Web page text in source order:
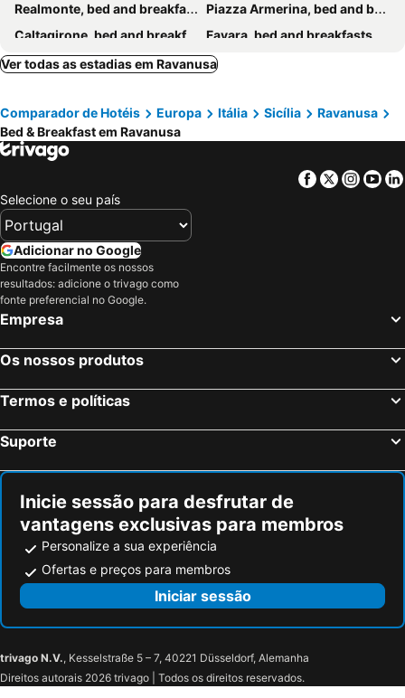
Realmonte, bed and breakfasts
Piazza Armerina, bed and breakfasts
Caltagirone, bed and breakfasts
Favara, bed and breakfasts
Aragona, bed and breakfasts
Palma di Montechiaro, bed and breakfasts
Canicattì, bed and breakfasts
Siculiana, bed and breakfasts
San Cataldo, bed and breakfasts
Mazzarino, bed and breakfasts
Ganzirri, bed and breakfasts
Santa Caterina Villarmosa, bed and breakfasts
Mirabella Imbaccari, bed and breakfasts
Mussomeli, bed and breakfasts
San Giovanni Gemini, bed and breakfasts
Delia, bed and breakfasts
Grotte, bed and breakfasts
Joppolo Giancaxio, bed and breakfasts
Niscemi, bed and breakfasts
Racalmuto, bed and breakfasts
Campofranco, bed and breakfasts
Castrofilippo, bed and breakfasts
Pietraperzia, bed and breakfasts
Sommatino, bed and breakfasts
Ver todas as estadias em Ravanusa
Comparador de Hotéis Europa Itália Sicília
Ravanusa
Bed & Breakfast em Ravanusa
Facebook
Twitter
Selecione o seu país
Adicionar no Google
Encontre facilmente os nossos
resultados: adicione o trivago como
fonte preferencial no Google.
Empresa
Os nossos produtos
Termos e políticas
Suporte
Inicie sessão para desfrutar de
vantagens exclusivas para membros
Personalize a sua experiência
Ofertas e preços para membros
Iniciar sessão
trivago N.V., Kesselstraße 5 – 7, 40221 Düsseldorf, Alemanha
Direitos autorais 2026 trivago | Todos os direitos reservados.